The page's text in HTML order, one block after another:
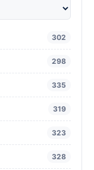
302
298
335
319
323
328